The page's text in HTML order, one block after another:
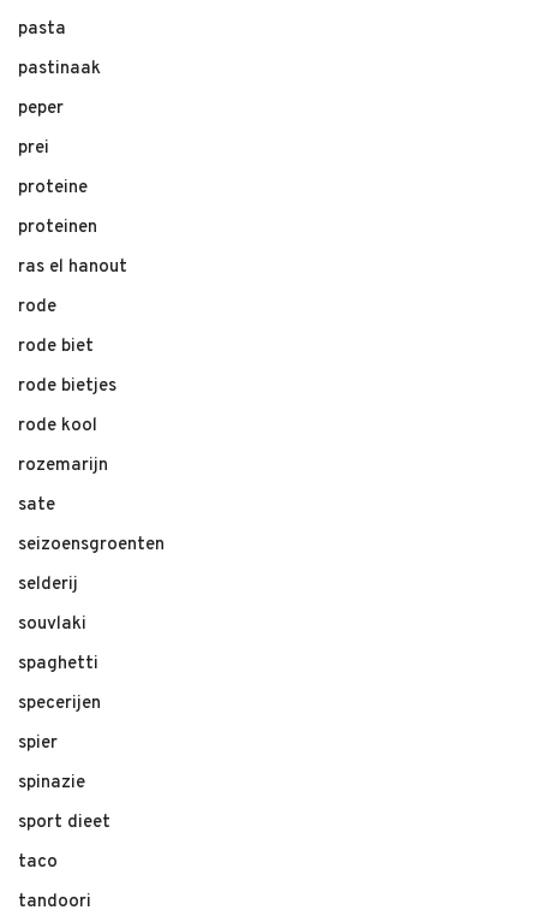
pasta
pastinaak
peper
prei
proteine
proteinen
ras el hanout
rode
rode biet
rode bietjes
rode kool
rozemarijn
sate
seizoensgroenten
selderij
souvlaki
spaghetti
specerijen
spier
spinazie
sport dieet
taco
tandoori